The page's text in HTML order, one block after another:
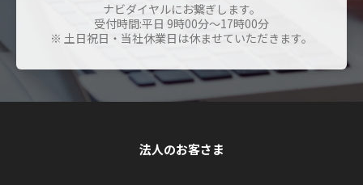
ナビダイヤルにお繋ぎします。
受付時間:平日 9時00分～17時00分
※ 土日祝日・当社休業日は休ませていただきます。
法人のお客さま